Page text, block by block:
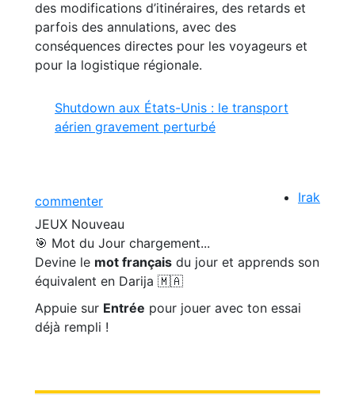
des modifications d’itinéraires, des retards et
parfois des annulations, avec des
conséquences directes pour les voyageurs et
pour la logistique régionale.
Shutdown aux États-Unis : le transport
aérien gravement perturbé
commenter
Irak
JEUX Nouveau
🎯 Mot du Jour chargement...
Devine le mot français du jour et apprends son
équivalent en Darija 🇲🇦
Appuie sur Entrée pour jouer avec ton essai
déjà rempli !